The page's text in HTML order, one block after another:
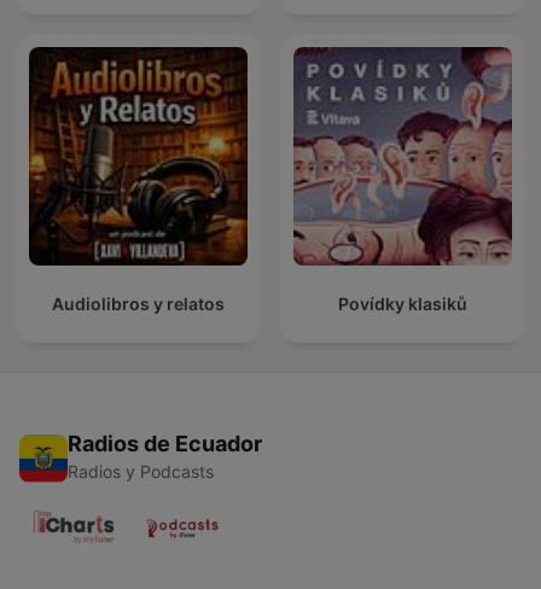
Audiolibros y relatos Povídky klasiků
Radios de Ecuador
Radios y Podcasts